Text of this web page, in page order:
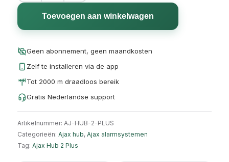
Toevoegen aan winkelwagen
Geen abonnement, geen maandkosten
Zelf te installeren via de app
Tot 2000 m draadloos bereik
Gratis Nederlandse support
Artikelnummer: AJ-HUB-2-PLUS
Categorieën: Ajax hub, Ajax alarmsystemen
Tag: Ajax Hub 2 Plus